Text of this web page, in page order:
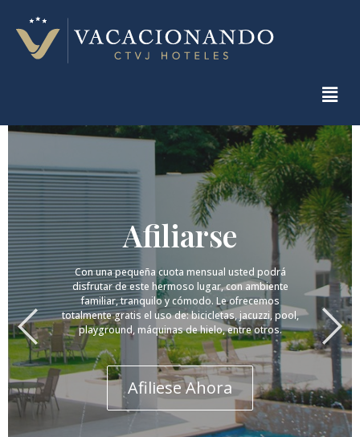
Afiliarse
Con una pequeña cuota mensual usted podrá
disfrutar de este hermoso lugar, con ambiente
familiar, tranquilo y cómodo. Le ofrecemos
totalmente gratis el uso de: bicicletas, jacuzzi, pool,
playground, máquinas de hielo, entre otros.
Afiliese Ahora